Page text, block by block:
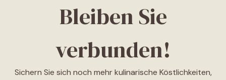
Bleiben Sie
verbunden!
Sichern Sie sich noch mehr kulinarische Köstlichkeiten,